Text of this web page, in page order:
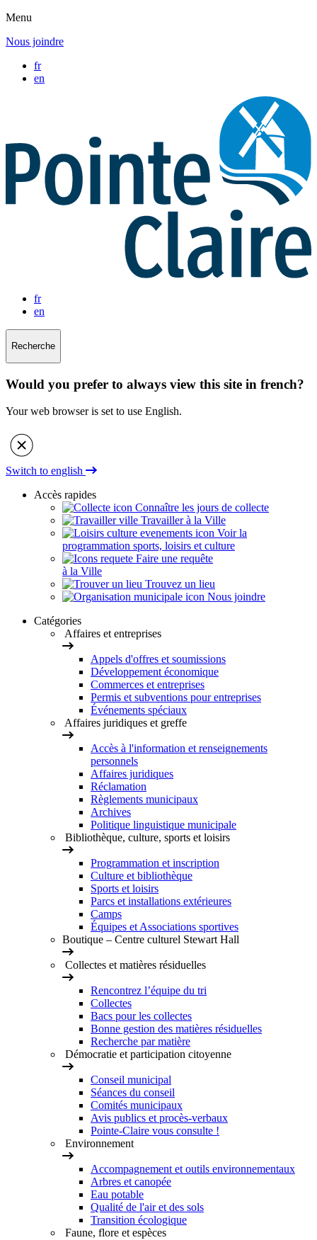
Menu
Nous joindre
fr
en
fr
en
Recherche
Would you prefer to always view this site in french?
Your web browser is set to use English.
Switch to english
Accès rapides
Connaître les jours de collecte
Travailler à la Ville
Voir la
programmation sports, loisirs et culture
Faire une requête
à la Ville
Trouvez un lieu
Nous joindre
Catégories
Affaires et entreprises
Appels d'offres et soumissions
Développement économique
Commerces et entreprises
Permis et subventions pour entreprises
Événements spéciaux
Affaires juridiques et greffe
Accès à l'information et renseignements
personnels
Affaires juridiques
Réclamation
Règlements municipaux
Archives
Politique linguistique municipale
Bibliothèque, culture, sports et loisirs
Programmation et inscription
Culture et bibliothèque
Sports et loisirs
Parcs et installations extérieures
Camps
Équipes et Associations sportives
Boutique – Centre culturel Stewart Hall
Collectes et matières résiduelles
Rencontrez l’équipe du tri
Collectes
Bacs pour les collectes
Bonne gestion des matières résiduelles
Recherche par matière
Démocratie et participation citoyenne
Conseil municipal
Séances du conseil
Comités municipaux
Avis publics et procès-verbaux
Pointe-Claire vous consulte !
Environnement
Accompagnement et outils environnementaux
Arbres et canopée
Eau potable
Qualité de l'air et des sols
Transition écologique
Faune, flore et espèces